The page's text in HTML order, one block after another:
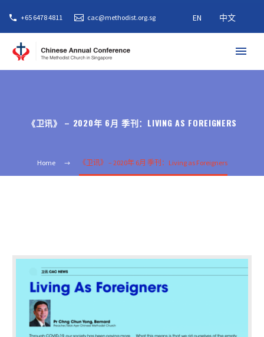
+65 6478 4811 cac@methodist.org.sg EN 中文
《卫讯》 – 2020年 6月 季刊：LIVING AS FOREIGNERS
Home 《卫讯》 – 2020年 6月 季刊：Living as Foreigners